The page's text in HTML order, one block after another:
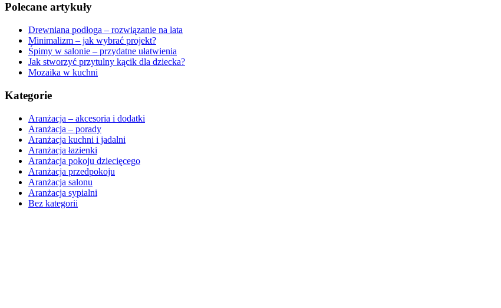
Polecane artykuły
Drewniana podłoga – rozwiązanie na lata
Minimalizm – jak wybrać projekt?
Śpimy w salonie – przydatne ułatwienia
Jak stworzyć przytulny kącik dla dziecka?
Mozaika w kuchni
Kategorie
Aranżacja – akcesoria i dodatki
Aranżacja – porady
Aranżacja kuchni i jadalni
Aranżacja łazienki
Aranżacja pokoju dziecięcego
Aranżacja przedpokoju
Aranżacja salonu
Aranżacja sypialni
Bez kategorii